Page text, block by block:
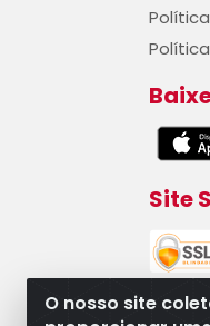
O nosso site
Site